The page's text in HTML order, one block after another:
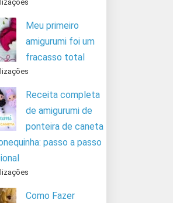
Meu primeiro
amigurumi foi um
fracasso total
Receita completa
de amigurumi de
ponteira de caneta
passo a passo
Como Fazer